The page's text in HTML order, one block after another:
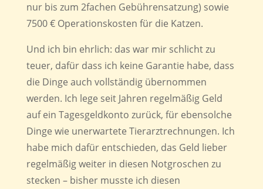
nur bis zum 2fachen Gebührensatzung) sowie
7500 € Operationskosten für die Katzen.
Und ich bin ehrlich: das war mir schlicht zu
teuer, dafür dass ich keine Garantie habe, dass
die Dinge auch vollständig übernommen
werden. Ich lege seit Jahren regelmäßig Geld
auf ein Tagesgeldkonto zurück, für ebensolche
Dinge wie unerwartete Tierarztrechnungen. Ich
habe mich dafür entschieden, das Geld lieber
regelmäßig weiter in diesen Notgroschen zu
stecken – bisher musste ich diesen